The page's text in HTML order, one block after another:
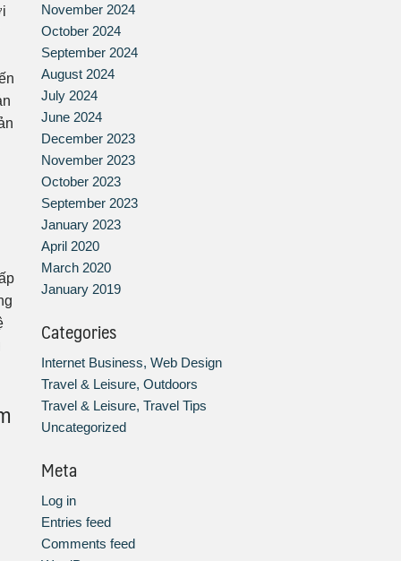
November 2024
October 2024
September 2024
August 2024
July 2024
June 2024
December 2023
November 2023
October 2023
September 2023
January 2023
April 2020
March 2020
January 2019
Categories
Internet Business, Web Design
Travel & Leisure, Outdoors
Travel & Leisure, Travel Tips
Uncategorized
Meta
Log in
Entries feed
Comments feed